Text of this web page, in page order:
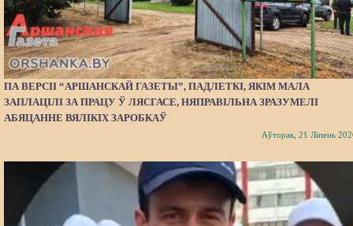
ПА ВЕРСІІ “АРШАНСКАЙ ГАЗЕТЫ”, ПАДЛЕТКІ, ЯКІМ МАЛА
ЗАПЛАЦІЛІ ЗА ПРАЦУ Ў ЛЯСГАСЕ, НЯПРАВІЛЬНА ЗРАЗУМЕЛІ
АБЯЦАННЕ ВЯЛІКІХ ЗАРОБКАЎ
Аўторак, 21 Ліпень